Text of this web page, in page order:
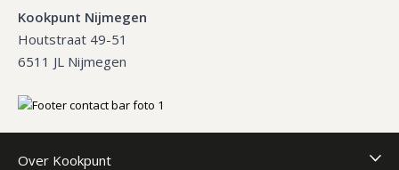
Kookpunt Nijmegen
Houtstraat 49-51
6511 JL Nijmegen
Over Kookpunt